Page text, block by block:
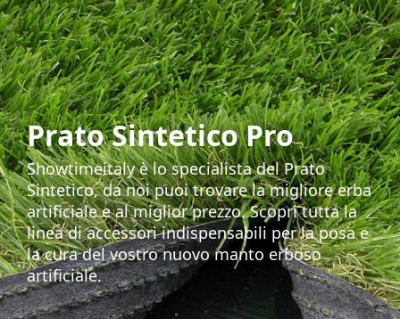
Prato Sintetico Pro
Showtimeitaly è lo specialista del Prato
Sintetico, da noi puoi trovare la migliore erba
artificiale e al miglior prezzo. Scopri tutta la
linea di accessori indispensabili per la posa e
la cura del vostro nuovo manto erboso
artificiale.